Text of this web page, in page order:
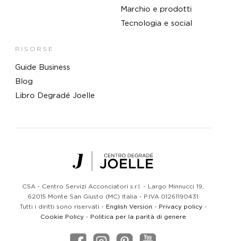
Marchio e prodotti
Tecnologia e social
RISORSE
Guide Business
Blog
Libro Degradé Joelle
Centro Degradé Joelle
CSA - Centro Servizi Acconciatori s.r.l. - Largo Minnucci 19,
62015 Monte San Giusto (MC) Italia - P.IVA 01261190431
Tutti i diritti sono riservati - English Version - Privacy policy-
Cookie Policy- Politica per la parità di genere